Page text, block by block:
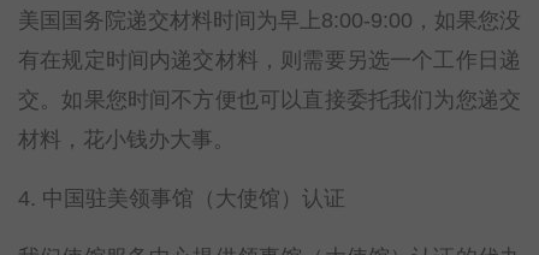
美国国务院递交材料时间为早上8:00-9:00，如果您没
有在规定时间内递交材料，则需要另选一个工作日递
交。如果您时间不方便也可以直接委托我们为您递交
材料，花小钱办大事。
4. 中国驻美领事馆（大使馆）认证